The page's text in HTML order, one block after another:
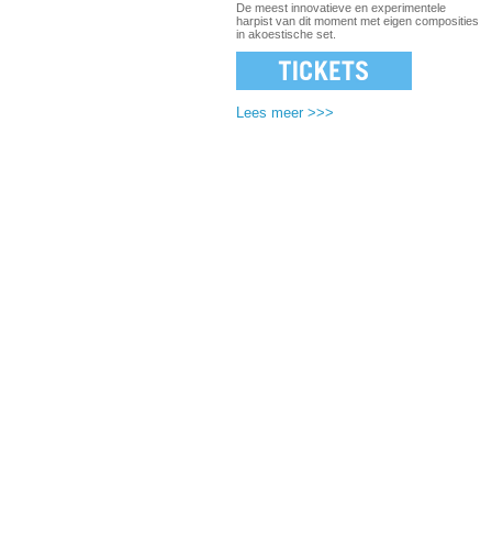
De meest innovatieve en experimentele
harpist van dit moment met eigen composities
in akoestische set.
Lees meer >>>